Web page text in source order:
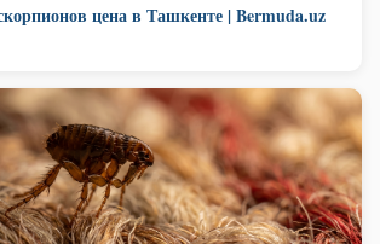
цена в Ташкенте | Bermuda.uz